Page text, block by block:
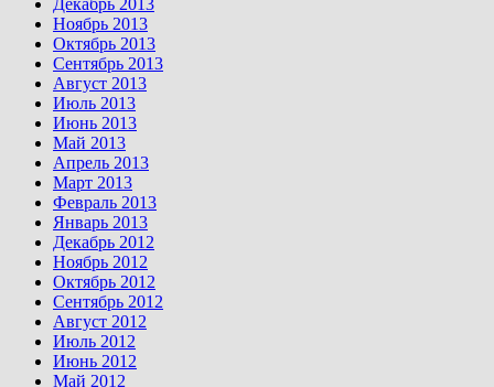
Декабрь 2013
Ноябрь 2013
Октябрь 2013
Сентябрь 2013
Август 2013
Июль 2013
Июнь 2013
Май 2013
Апрель 2013
Март 2013
Февраль 2013
Январь 2013
Декабрь 2012
Ноябрь 2012
Октябрь 2012
Сентябрь 2012
Август 2012
Июль 2012
Июнь 2012
Май 2012